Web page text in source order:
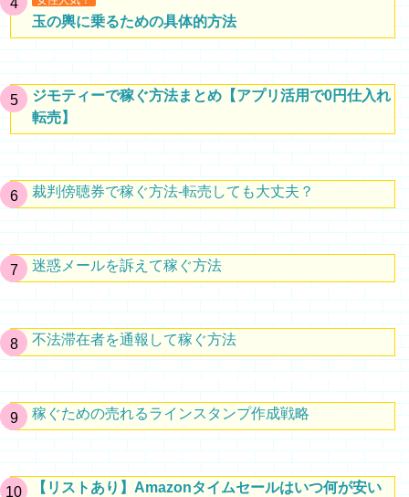
玉の輿に乗るための具体的方法
ジモティーで稼ぐ方法まとめ【アプリ活用で0円仕入れ
転売】
裁判傍聴券で稼ぐ方法-転売しても大丈夫？
迷惑メールを訴えて稼ぐ方法
不法滞在者を通報して稼ぐ方法
稼ぐための売れるラインスタンプ作成戦略
【リストあり】Amazonタイムセールはいつ何が安い